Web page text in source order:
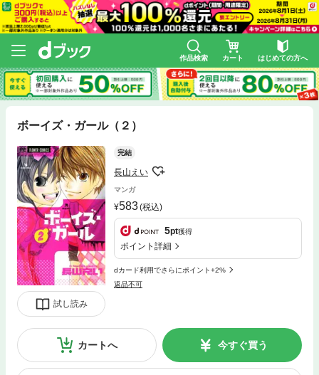
作品検索 カート はじめての方へ
ボーイズ・ガール（２）
試し読み
完結
長山えい
マンガ
583(税込)
5pt獲得
ポイント詳細
dカード利用でさらにポイント+2%
返品不可
カートへ 今すぐ買う